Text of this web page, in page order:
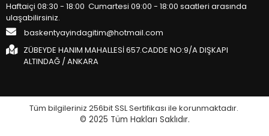
Haftaiçi 08:30 - 18:00 Cumartesi 09:00 - 18:00 saatleri arasında
ulaşabilirsiniz.
baskentyayindagitim@hotmail.com
ZÜBEYDE HANIM MAHALLESİ 657.CADDE NO:9/A DIŞKAPI
ALTINDAĞ / ANKARA
Tüm bilgileriniz 256bit SSL Sertifikası ile korunmaktadır.
© 2025 Tüm Hakları Saklıdır.